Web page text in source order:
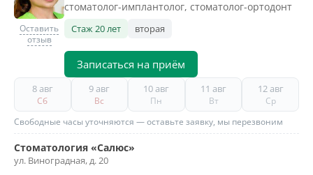
Оставить
отзыв
стоматолог-имплантолог, стоматолог-ортодонт
Стаж 20 лет вторая
Записаться на приём
8 авг
Сб
9 авг
Вс
10 авг
Пн
11 авг
Вт
12 авг
Ср
Свободные часы уточняются — оставьте заявку, мы перезвоним
Стоматология «Салюс»
ул. Виноградная, д. 20